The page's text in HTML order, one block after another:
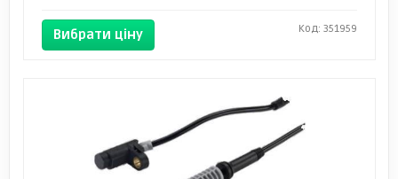
Вибрати ціну Код: 351959